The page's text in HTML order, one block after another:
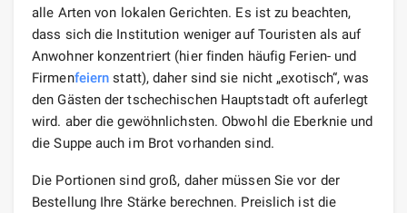
alle Arten von lokalen Gerichten. Es ist zu beachten,
dass sich die Institution weniger auf Touristen als auf
Anwohner konzentriert (hier finden häufig Ferien- und
Firmenfeiern statt), daher sind sie nicht „exotisch“, was
den Gästen der tschechischen Hauptstadt oft auferlegt
wird. aber die gewöhnlichsten. Obwohl die Eberknie und
die Suppe auch im Brot vorhanden sind.
Die Portionen sind groß, daher müssen Sie vor der
Bestellung Ihre Stärke berechnen. Preislich ist die